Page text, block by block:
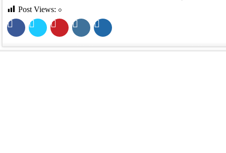
Post Views: ০